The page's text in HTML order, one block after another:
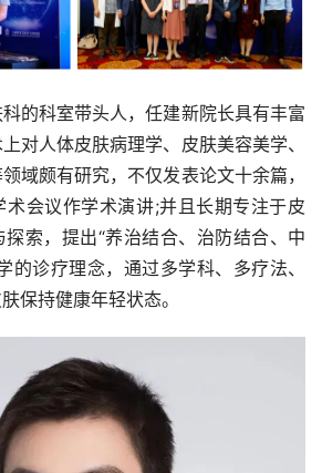
的科室带头人，任建新院长具有丰富
对人体皮肤病理学、皮肤美容美学、
域颇有研究，不仅发表论文十余篇，
术会议作学术演讲;并且长期专注于皮
索，提出“养治结合、治防结合、中
的诊疗理念，通过多学科、多疗法、
保持健康年轻状态。